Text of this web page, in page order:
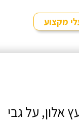
מקצוע
על גבי